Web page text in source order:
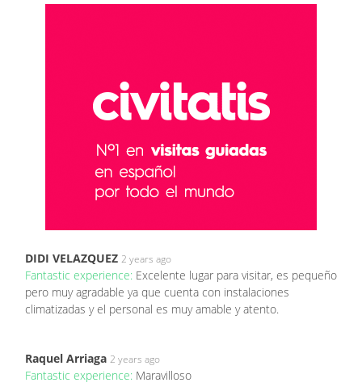
DIDI VELAZQUEZ 2 years ago
Fantastic experience: Excelente lugar para visitar, es pequeño
pero muy agradable ya que cuenta con instalaciones
climatizadas y el personal es muy amable y atento.
Raquel Arriaga 2 years ago
Fantastic experience: Maravilloso